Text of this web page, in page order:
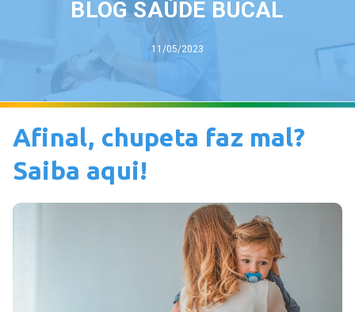
BLOG SAÚDE BUCAL
11/05/2023
Afinal, chupeta faz mal?
Saiba aqui!